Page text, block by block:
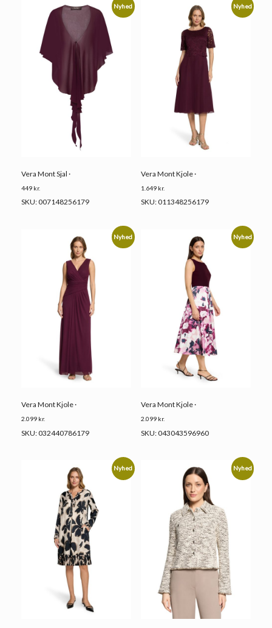
Nyhed
Vera Mont Sjal ·
449 kr.
SKU: 007148256179
Nyhed
Vera Mont Kjole ·
1.649 kr.
SKU: 011348256179
Nyhed
Vera Mont Kjole ·
2.099 kr.
SKU: 032440786179
Nyhed
Vera Mont Kjole ·
2.099 kr.
SKU: 043043596960
Nyhed Nyhed